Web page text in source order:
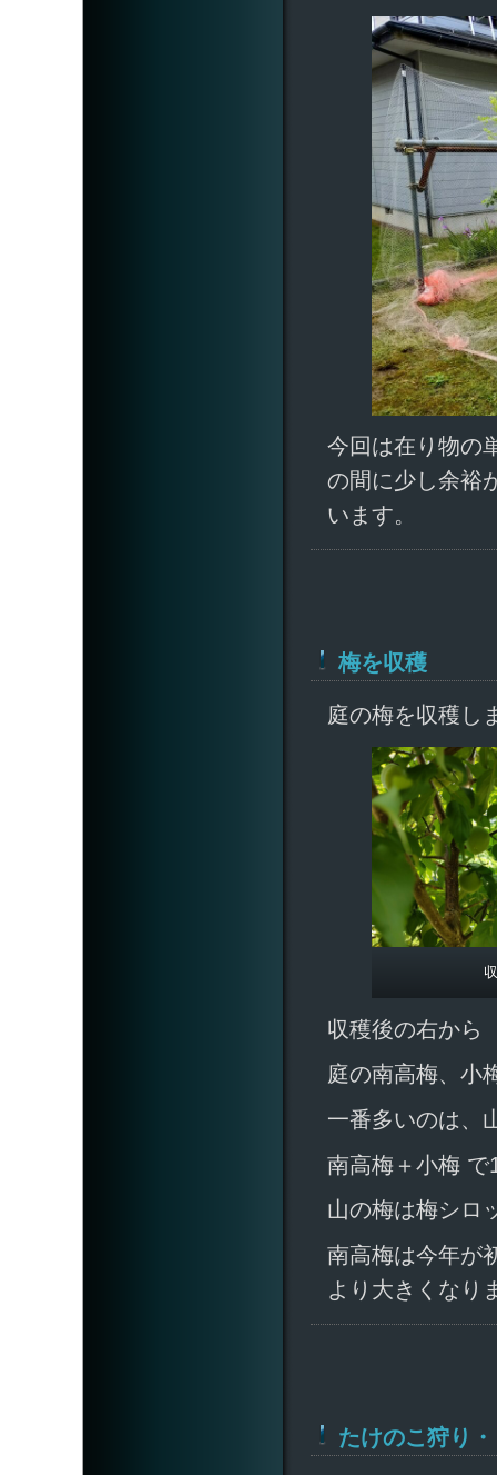
今回は在り物の
の間に少し余裕
います。
梅を収穫
庭の梅を収穫し
収穫後の右から
庭の南高梅、小
一番多いのは、
南高梅＋小梅 で
山の梅は梅シロ
南高梅は今年が
より大きくなり
たけのこ狩り